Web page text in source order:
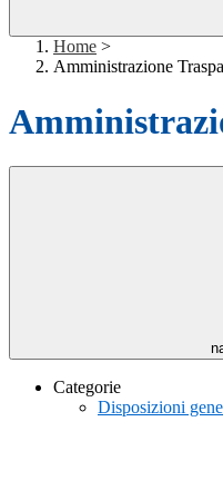
Home >
Amministrazione
Categorie
Disposizioni